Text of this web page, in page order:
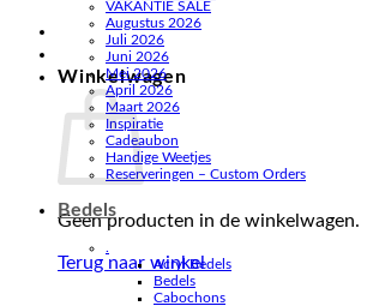
Winkelwagen
Geen producten in de winkelwagen.
Terug naar winkel
VAKANTIE SALE
Augustus 2026
Juli 2026
Juni 2026
Mei 2026
April 2026
Maart 2026
Inspiratie
Cadeaubon
Handige Weetjes
Reserveringen – Custom Orders
Bedels
.
Acryl Bedels
Bedels
Cabochons